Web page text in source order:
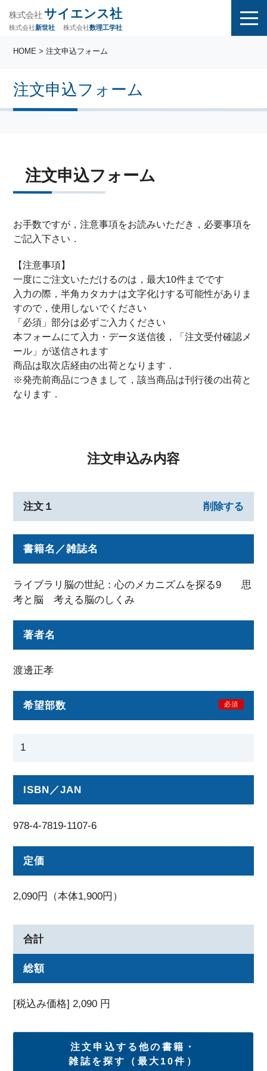
株式会社 サイエンス社
株式会社新世社 株式会社数理工学社
注文申込フォーム
HOME > 注文申込フォーム
注文申込フォーム
お手数ですが，注意事項をお読みいただき，必要事項を
ご記入下さい．
【注意事項】
一度にご注文いただけるのは，最大10件までです
入力の際，半角カタカナは文字化けする可能性がありま
すので，使用しないでください
「必須」部分は必ずご入力ください
本フォームにて入力・データ送信後，「注文受付確認メ
ール」が送信されます
商品は取次店経由の出荷となります．
※発売前商品につきまして，該当商品は刊行後の出荷と
なります．
注文申込み内容
注文１ 削除する
書籍名／雑誌名
ライブラリ脳の世紀：心のメカニズムを探る9 思
考と脳 考える脳のしくみ
著者名
渡邊正孝
希望部数 必須
ISBN／JAN
978-4-7819-1107-6
定価
2,090円（本体1,900円）
合計
総額
[税込み価格]2,090 円
注文申込する他の書籍・
雑誌を探す（最大10件）